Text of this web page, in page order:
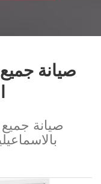
صيانة
صيانة